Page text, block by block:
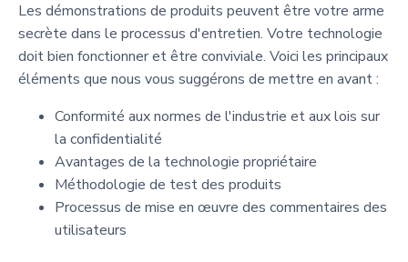
Les démonstrations de produits peuvent être votre arme
secrète dans le processus d'entretien. Votre technologie
doit bien fonctionner et être conviviale. Voici les principaux
éléments que nous vous suggérons de mettre en avant :
Conformité aux normes de l'industrie et aux lois sur
la confidentialité
Avantages de la technologie propriétaire
Méthodologie de test des produits
Processus de mise en œuvre des commentaires des
utilisateurs